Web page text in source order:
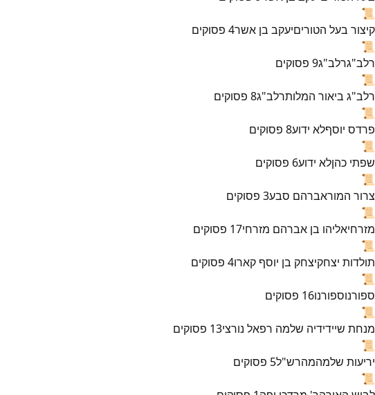
📜
קיצור בעל הטוריםיעקב בן אשר4 פסוקים
📜
רלב"גרלב"ג9 פסוקים
📜
רלב"ג ביאור המלותרלב"ג8 פסוקים
📜
פרדס יוסףלא ידוע8 פסוקים
📜
שפתי כהןלא ידוע6 פסוקים
📜
צרור המוראברהם סבע3 פסוקים
📜
מזרחיאליהו בן אברהם מזרחי17 פסוקים
📜
תולדות יצחקיצחק בן יוסף קארו4 פסוקים
📜
ספורנוספורנו16 פסוקים
📜
מנחת שיידידיה שלמה רפאל נורצי13 פסוקים
📜
יריעות שלמהמהרש"ל5 פסוקים
📜